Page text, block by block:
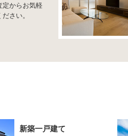
定からお気軽
さい。
新築一戸建て